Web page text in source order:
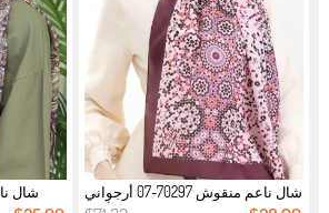
شال ناعم منقوش 70297-07 أرجواني
أرج...